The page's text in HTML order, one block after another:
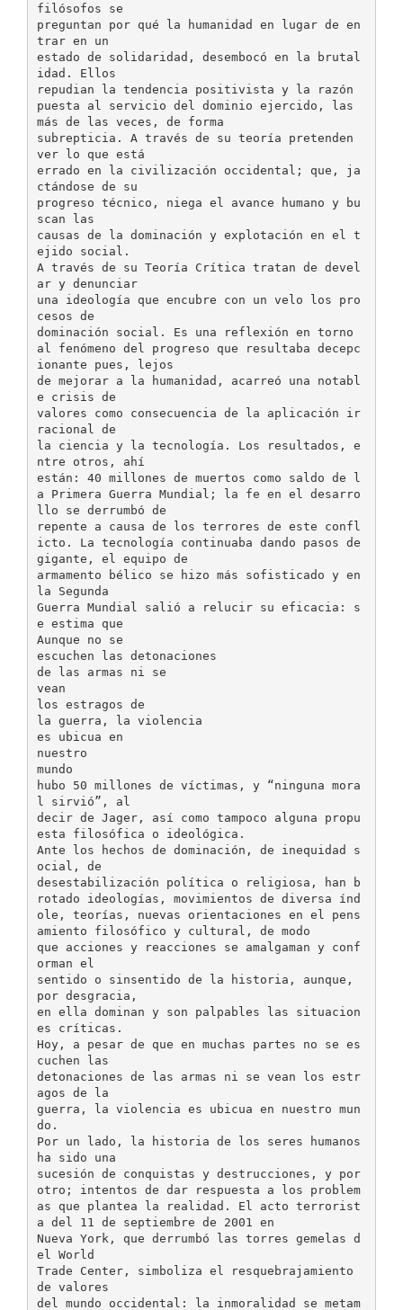
filósofos se
preguntan por qué la humanidad en lugar de en
trar en un
estado de solidaridad, desembocó en la brutal
idad. Ellos
repudian la tendencia positivista y la razón
puesta al servicio del dominio ejercido, las
más de las veces, de forma
subrepticia. A través de su teoría pretenden
ver lo que está
errado en la civilización occidental; que, ja
ctándose de su
progreso técnico, niega el avance humano y bu
scan las
causas de la dominación y explotación en el t
ejido social.
A través de su Teoría Crítica tratan de devel
ar y denunciar
una ideología que encubre con un velo los pro
cesos de
dominación social. Es una reflexión en torno
al fenómeno del progreso que resultaba decepc
ionante pues, lejos
de mejorar a la humanidad, acarreó una notabl
e crisis de
valores como consecuencia de la aplicación ir
racional de
la ciencia y la tecnología. Los resultados, e
ntre otros, ahí
están: 40 millones de muertos como saldo de l
a Primera Guerra Mundial; la fe en el desarro
llo se derrumbó de
repente a causa de los terrores de este confl
icto. La tecnología continuaba dando pasos de
gigante, el equipo de
armamento bélico se hizo más sofisticado y en
la Segunda
Guerra Mundial salió a relucir su eficacia: s
e estima que
Aunque no se
escuchen las detonaciones
de las armas ni se
vean
los estragos de
la guerra, la violencia
es ubicua en
nuestro
mundo
hubo 50 millones de víctimas, y “ninguna mora
l sirvió”, al
decir de Jager, así como tampoco alguna propu
esta filosófica o ideológica.
Ante los hechos de dominación, de inequidad s
ocial, de
desestabilización política o religiosa, han b
rotado ideologías, movimientos de diversa índ
ole, teorías, nuevas orientaciones en el pens
amiento filosófico y cultural, de modo
que acciones y reacciones se amalgaman y conf
orman el
sentido o sinsentido de la historia, aunque,
por desgracia,
en ella dominan y son palpables las situacion
es críticas.
Hoy, a pesar de que en muchas partes no se es
cuchen las
detonaciones de las armas ni se vean los estr
agos de la
guerra, la violencia es ubicua en nuestro mun
do.
Por un lado, la historia de los seres humanos
ha sido una
sucesión de conquistas y destrucciones, y por
otro; intentos de dar respuesta a los problem
as que plantea la realidad. El acto terrorist
a del 11 de septiembre de 2001 en
Nueva York, que derrumbó las torres gemelas d
el World
Trade Center, simboliza el resquebrajamiento
de valores
del mundo occidental: la inmoralidad se metam